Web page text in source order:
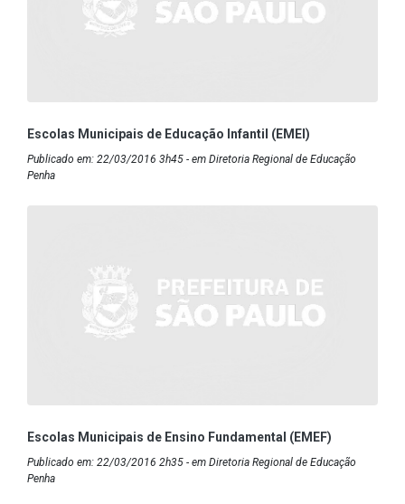
Escolas Municipais de Educação Infantil (EMEI)
Publicado em: 22/03/2016 3h45 - em Diretoria Regional de Educação
Penha
Escolas Municipais de Ensino Fundamental (EMEF)
Publicado em: 22/03/2016 2h35 - em Diretoria Regional de Educação
Penha